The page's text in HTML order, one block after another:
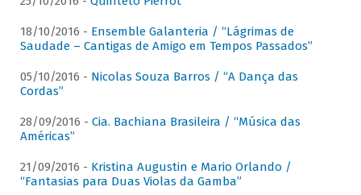
18/10/2016 - Ensemble Galanteria / “Lágrimas de
Saudade – Cantigas de Amigo em Tempos Passados”
05/10/2016 - Nicolas Souza Barros / “A Dança das
Cordas”
28/09/2016 - Cia. Bachiana Brasileira / “Música das
Américas”
21/09/2016 - Kristina Augustin e Mario Orlando /
“Fantasias para Duas Violas da Gamba”